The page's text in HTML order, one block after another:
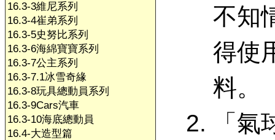
16.3-3維尼系列
16.3-4崔弟系列
16.3-5史努比系列
16.3-6海綿寶寶系列
16.3-7公主系列
16.3-7.1冰雪奇緣
16.3-8玩具總動員系列
16.3-9Cars汽車
16.3-10海底總動員
16.4-大造型篇
不知
得使
料。
「